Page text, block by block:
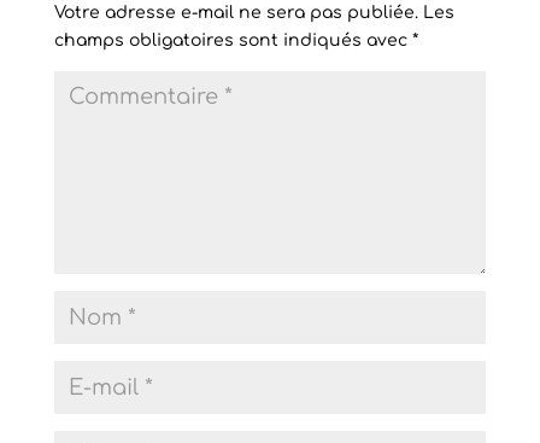
Votre adresse e-mail ne sera pas publiée. Les
champs obligatoires sont indiqués avec *